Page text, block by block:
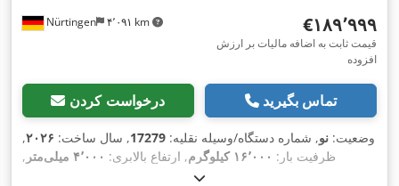
Nürtingen ۴٬۰۹۱ km ‎€۱۸۹٬۹۹۹
قیمت ثابت به اضافه مالیات بر ارزش
افزوده
درخواست کردن تماس بگیرید
وضعیت: نو, شماره دستگاه/وسیله نقلیه: 17279, سال ساخت: ۲۰۲۶,
ظرفیت بار: ۱۶٬۰۰۰ کیلوگرم , ارتفاع بالابری: ۴٬۰۰۰ میلی‌متر
,
, مرکز ثقل بار: